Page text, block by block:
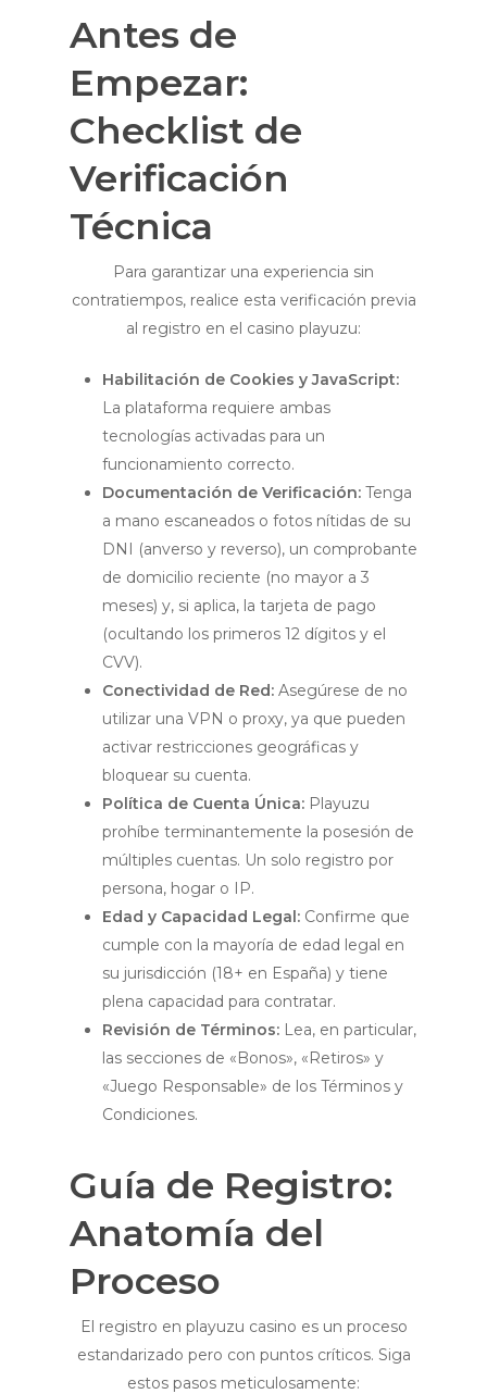
Antes de
Empezar:
Checklist de
Verificación
Técnica
Para garantizar una experiencia sin
contratiempos, realice esta verificación previa
al registro en el casino playuzu:
Habilitación de Cookies y JavaScript:
La plataforma requiere ambas
tecnologías activadas para un
funcionamiento correcto.
Documentación de Verificación: Tenga
a mano escaneados o fotos nítidas de su
DNI (anverso y reverso), un comprobante
de domicilio reciente (no mayor a 3
meses) y, si aplica, la tarjeta de pago
(ocultando los primeros 12 dígitos y el
CVV).
Conectividad de Red: Asegúrese de no
utilizar una VPN o proxy, ya que pueden
activar restricciones geográficas y
bloquear su cuenta.
Política de Cuenta Única: Playuzu
prohíbe terminantemente la posesión de
múltiples cuentas. Un solo registro por
persona, hogar o IP.
Edad y Capacidad Legal: Confirme que
cumple con la mayoría de edad legal en
su jurisdicción (18+ en España) y tiene
plena capacidad para contratar.
Revisión de Términos: Lea, en particular,
las secciones de «Bonos», «Retiros» y
«Juego Responsable» de los Términos y
Condiciones.
Guía de Registro:
Anatomía del
Proceso
El registro en playuzu casino es un proceso
estandarizado pero con puntos críticos. Siga
estos pasos meticulosamente: